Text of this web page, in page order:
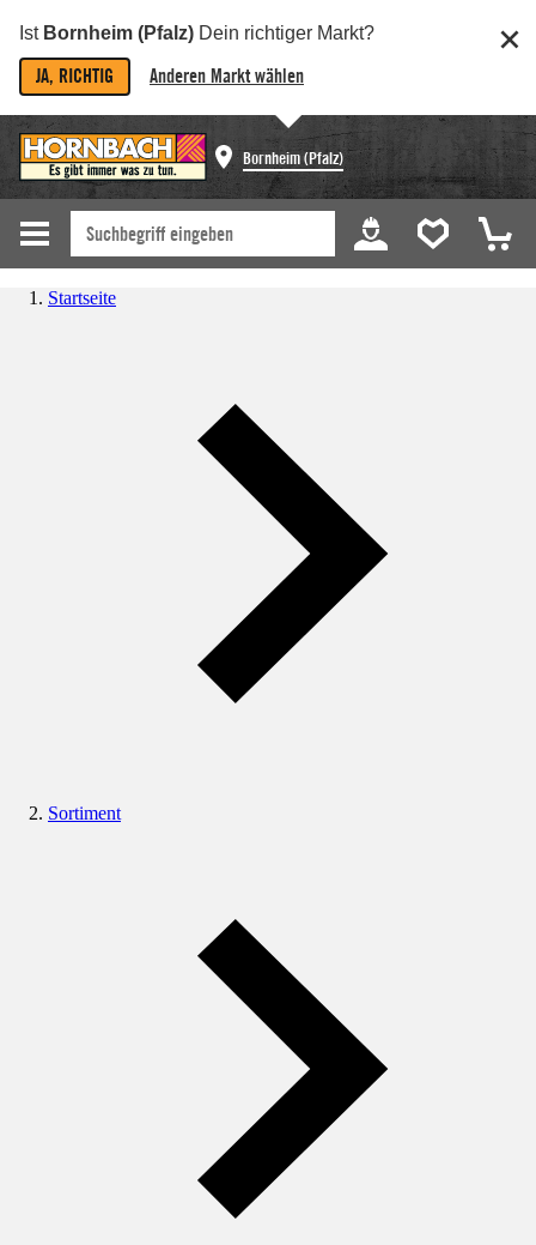
Ist Bornheim (Pfalz) Dein richtiger Markt?
JA, RICHTIG Anderen Markt wählen
Bornheim (Pfalz)
Startseite
Sortiment